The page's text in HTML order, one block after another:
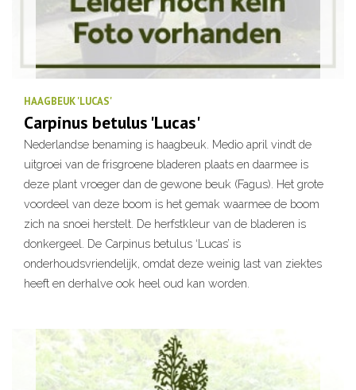
HAAGBEUK 'LUCAS'
Carpinus betulus 'Lucas'
Nederlandse benaming is haagbeuk. Medio april vindt de
uitgroei van de frisgroene bladeren plaats en daarmee is
deze plant vroeger dan de gewone beuk (Fagus). Het grote
voordeel van deze boom is het gemak waarmee de boom
zich na snoei herstelt. De herfstkleur van de bladeren is
donkergeel. De Carpinus betulus ‘Lucas’ is
onderhoudsvriendelijk, omdat deze weinig last van ziektes
heeft en derhalve ook heel oud kan worden.